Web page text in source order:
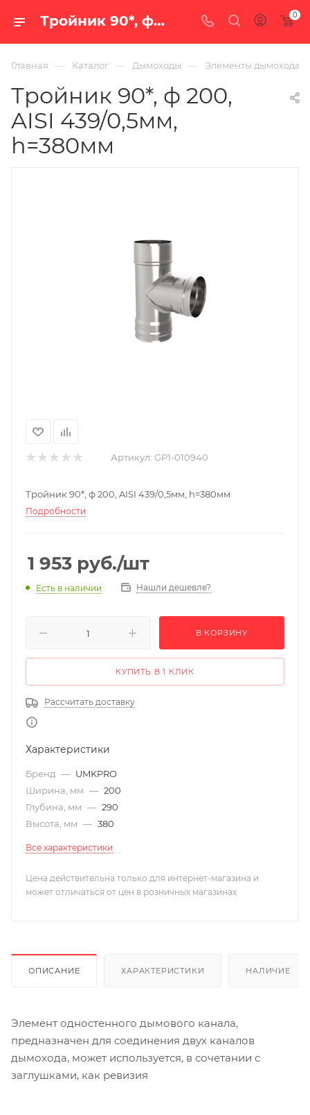
Тройник 90*, ф 200, AISI 439/0,5мм, h=380мм — купить в Екатеринбурге по цене 1 953 руб. в интернет-магазине «100 печей.ру» 0
Главная — Каталог — Дымоходы — Элементы дымохода
Тройник 90*, ф 200,
AISI 439/0,5мм,
h=380мм
Артикул: GP1-010940
Тройник 90*, ф 200, AISI 439/0,5мм, h=380мм
Подробности
1 953 руб./шт
Есть в наличии Нашли дешевле?
В КОРЗИНУ
КУПИТЬ В 1 КЛИК
Рассчитать доставку
Характеристики
Бренд — UMKPRO
Ширина, мм — 200
Глубина, мм — 290
Высота, мм — 380
Все характеристики
Цена действительна только для интернет-магазина и
может отличаться от цен в розничных магазинах
ОПИСАНИЕ ХАРАКТЕРИСТИКИ НАЛИЧИЕ
Элемент одностенного дымового канала,
предназначен для соединения двух каналов
дымохода, может используется, в сочетании с
заглушками, как ревизия